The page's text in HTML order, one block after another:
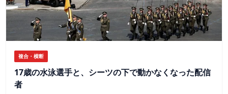
複合・横断
17歳の水泳選手と、シーツの下で動かなくなった配信
者